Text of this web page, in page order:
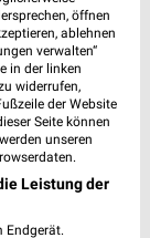
0,3 km
öffnen
ablehnen
verwalten“
in der linken
widerrufen,
der Website
Seite können
unseren
Leistung der
Endgerät.